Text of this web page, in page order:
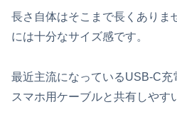
長さ自体はそこまで長くありま
には十分なサイズ感です。
最近主流になっているUSB-C充
スマホ用ケーブルと共有しやす